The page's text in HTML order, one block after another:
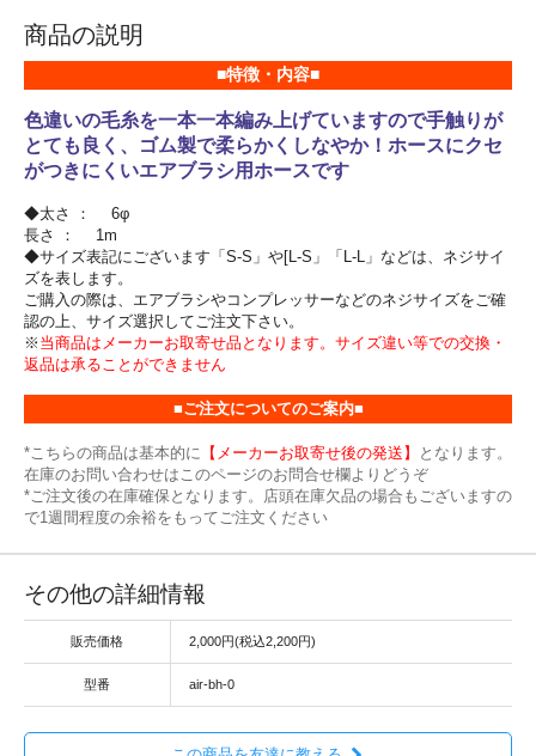
商品の説明
■特徴・内容■
色違いの毛糸を一本一本編み上げていますので手触りが
とても良く、ゴム製で柔らかくしなやか！ホースにクセ
がつきにくいエアブラシ用ホースです
◆太さ ： 6φ
長さ ： 1m
◆サイズ表記にございます「S-S」や[L-S」「L-L」などは、ネジサイ
ズを表します。
ご購入の際は、エアブラシやコンプレッサーなどのネジサイズをご確
認の上、サイズ選択してご注文下さい。
※ 当商品はメーカーお取寄せ品となります。サイズ違い等での交換・
返品は承ることができません
■ご注文についてのご案内■
*こちらの商品は基本的に 【メーカーお取寄せ後の発送】
となります。
在庫のお問い合わせはこのページのお問合せ欄よりどうぞ
*ご注文後の在庫確保となります。店頭在庫欠品の場合もございますの
で1週間程度の余裕をもってご注文ください
その他の詳細情報
販売価格 2,000円(税込2,200円)
型番 air-bh-0